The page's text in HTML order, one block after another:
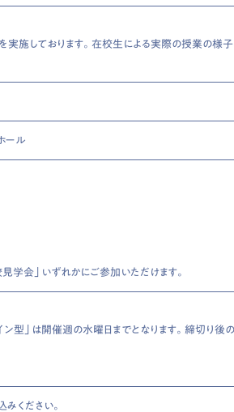
施しております。在校生による実際の授業の様
ール
学会」いずれかにご参加いただけます。
型」は開催週の水曜日までとなります。締切り
みください。